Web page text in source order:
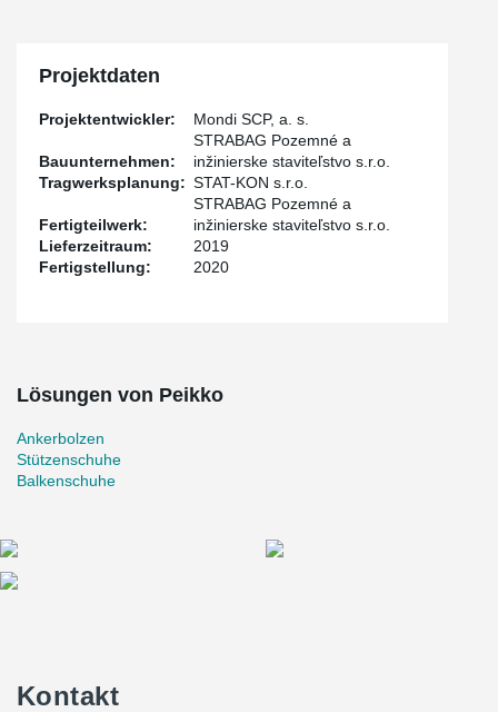
Projektdaten
Projektentwickler: Mondi SCP, a. s.
Bauunternehmen:
STRABAG Pozemné a
inžinierske staviteľstvo s.r.o.
Tragwerksplanung: STAT-KON s.r.o.
Fertigteilwerk:
STRABAG Pozemné a
inžinierske staviteľstvo s.r.o.
Lieferzeitraum:
2019
Fertigstellung:
2020
Lösungen von Peikko
Ankerbolzen
Stützenschuhe
Balkenschuhe
Kontakt